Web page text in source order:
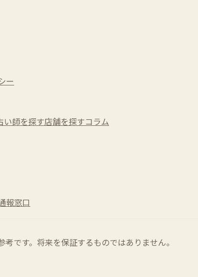
ー
い師を探す店舗を探すコラム
報窓口
です。将来を保証するものではありません。